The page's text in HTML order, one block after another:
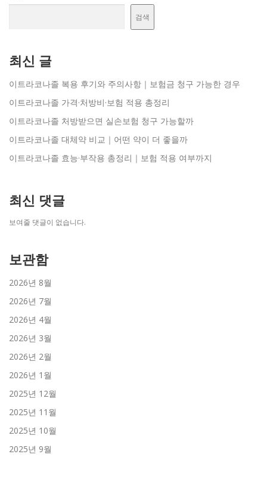
검색
최신 글
이트라코나졸 복용 후기와 주의사항｜보험금 청구 가능한 경우
이트라코나졸 가격·처방비·보험 적용 총정리
이트라코나졸 처방받으면 실손보험 청구 가능할까
이트라코나졸 대체약 비교｜어떤 약이 더 좋을까
이트라코나졸 효능·부작용 총정리｜보험 적용 여부까지
최신 댓글
보여줄 댓글이 없습니다.
보관함
2026년 8월
2026년 7월
2026년 4월
2026년 3월
2026년 2월
2026년 1월
2025년 12월
2025년 11월
2025년 10월
2025년 9월